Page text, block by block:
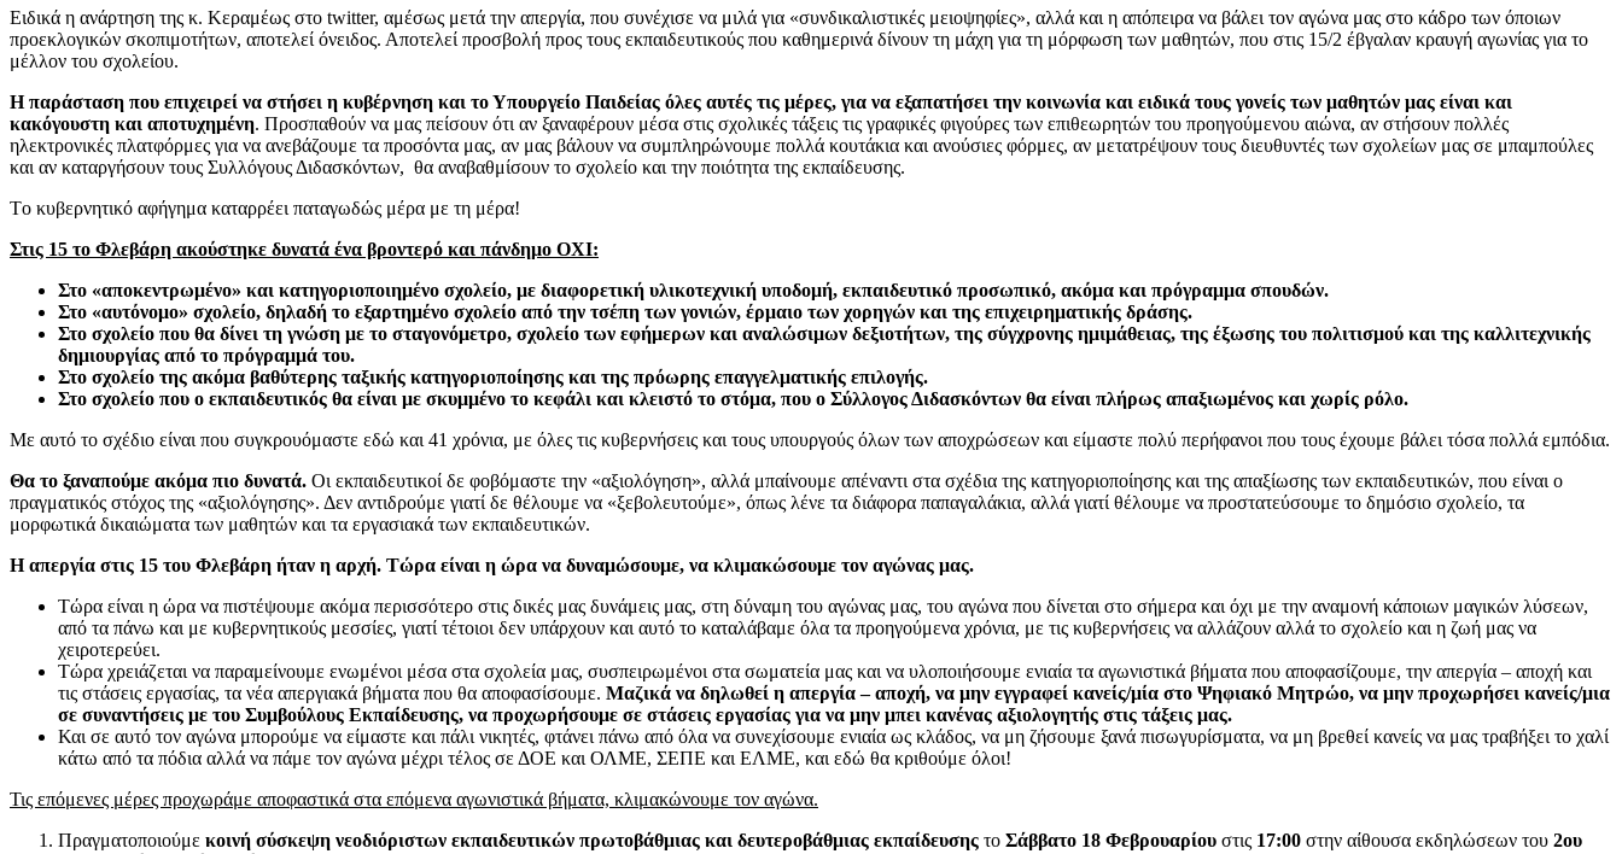
Ειδικά η ανάρτηση της κ. Κεραμέως στο twitter, αμέσως μετά την απεργία, που συνέχισε να μιλά για «συνδικαλιστικές μειοψηφίες», αλλά και η απόπειρα να βάλει τον αγώνα μας στο κάδρο των όποιων
προεκλογικών σκοπιμοτήτων, αποτελεί όνειδος. Αποτελεί προσβολή προς τους εκπαιδευτικούς που καθημερινά δίνουν τη μάχη για τη μόρφωση των μαθητών, που στις 15/2 έβγαλαν κραυγή αγωνίας για το
μέλλον του σχολείου.
Η παράσταση που επιχειρεί να στήσει η κυβέρνηση και το Υπουργείο Παιδείας όλες αυτές τις μέρες, για να εξαπατήσει την κοινωνία και ειδικά τους γονείς των μαθητών μας είναι και
κακόγουστη και αποτυχημένη. Προσπαθούν να μας πείσουν ότι αν ξαναφέρουν μέσα στις σχολικές τάξεις τις γραφικές φιγούρες των επιθεωρητών του προηγούμενου αιώνα, αν στήσουν πολλές
ηλεκτρονικές πλατφόρμες για να ανεβάζουμε τα προσόντα μας, αν μας βάλουν να συμπληρώνουμε πολλά κουτάκια και ανούσιες φόρμες, αν μετατρέψουν τους διευθυντές των σχολείων μας σε μπαμπούλες
και αν καταργήσουν τους Συλλόγους Διδασκόντων, θα αναβαθμίσουν το σχολείο και την ποιότητα της εκπαίδευσης.
Tο κυβερνητικό αφήγημα καταρρέει παταγωδώς μέρα με τη μέρα!
Στις 15 το Φλεβάρη ακούστηκε δυνατά ένα βροντερό και πάνδημο ΟΧΙ:
Στο «αποκεντρωμένο» και κατηγοριοποιημένο σχολείο, με διαφορετική υλικοτεχνική υποδομή, εκπαιδευτικό προσωπικό, ακόμα και πρόγραμμα σπουδών.
Στο «αυτόνομο» σχολείο, δηλαδή το εξαρτημένο σχολείο από την τσέπη των γονιών, έρμαιο των χορηγών και της επιχειρηματικής δράσης.
Στο σχολείο που θα δίνει τη γνώση με το σταγονόμετρο, σχολείο των εφήμερων και αναλώσιμων δεξιοτήτων, της σύγχρονης ημιμάθειας, της έξωσης του πολιτισμού και της καλλιτεχνικής
δημιουργίας από το πρόγραμμά του.
Στο σχολείο της ακόμα βαθύτερης ταξικής κατηγοριοποίησης και της πρόωρης επαγγελματικής επιλογής.
Στο σχολείο που ο εκπαιδευτικός θα είναι με σκυμμένο το κεφάλι και κλειστό το στόμα, που ο Σύλλογος Διδασκόντων θα είναι πλήρως απαξιωμένος και χωρίς ρόλο.
Με αυτό το σχέδιο είναι που συγκρουόμαστε εδώ και 41 χρόνια, με όλες τις κυβερνήσεις και τους υπουργούς όλων των αποχρώσεων και είμαστε πολύ περήφανοι που τους έχουμε βάλει τόσα πολλά εμπόδια.
Θα το ξαναπούμε ακόμα πιο δυνατά. Οι εκπαιδευτικοί δε φοβόμαστε την «αξιολόγηση», αλλά μπαίνουμε απέναντι στα σχέδια της κατηγοριοποίησης και της απαξίωσης των εκπαιδευτικών, που είναι ο
πραγματικός στόχος της «αξιολόγησης». Δεν αντιδρούμε γιατί δε θέλουμε να «ξεβολευτούμε», όπως λένε τα διάφορα παπαγαλάκια, αλλά γιατί θέλουμε να προστατεύσουμε το δημόσιο σχολείο, τα
μορφωτικά δικαιώματα των μαθητών και τα εργασιακά των εκπαιδευτικών.
Η απεργία στις 15 του Φλεβάρη ήταν η αρχή. Τώρα είναι η ώρα να δυναμώσουμε, να κλιμακώσουμε τον αγώνας μας.
Τώρα είναι η ώρα να πιστέψουμε ακόμα περισσότερο στις δικές μας δυνάμεις μας, στη δύναμη του αγώνας μας, του αγώνα που δίνεται στο σήμερα και όχι με την αναμονή κάποιων μαγικών λύσεων,
από τα πάνω και με κυβερνητικούς μεσσίες, γιατί τέτοιοι δεν υπάρχουν και αυτό το καταλάβαμε όλα τα προηγούμενα χρόνια, με τις κυβερνήσεις να αλλάζουν αλλά το σχολείο και η ζωή μας να
χειροτερεύει.
Τώρα χρειάζεται να παραμείνουμε ενωμένοι μέσα στα σχολεία μας, συσπειρωμένοι στα σωματεία μας και να υλοποιήσουμε ενιαία τα αγωνιστικά βήματα που αποφασίζουμε, την απεργία – αποχή και
τις στάσεις εργασίας, τα νέα απεργιακά βήματα που θα αποφασίσουμε. Μαζικά να δηλωθεί η απεργία – αποχή, να μην εγγραφεί κανείς/μία στο Ψηφιακό Μητρώο, να μην προχωρήσει κανείς/μια
σε συναντήσεις με του Συμβούλους Εκπαίδευσης, να προχωρήσουμε σε στάσεις εργασίας για να μην μπει κανένας αξιολογητής στις τάξεις μας.
Και σε αυτό τον αγώνα μπορούμε να είμαστε και πάλι νικητές, φτάνει πάνω από όλα να συνεχίσουμε ενιαία ως κλάδος, να μη ζήσουμε ξανά πισωγυρίσματα, να μη βρεθεί κανείς να μας τραβήξει το χαλί
κάτω από τα πόδια αλλά να πάμε τον αγώνα μέχρι τέλος σε ΔΟΕ και ΟΛΜΕ, ΣΕΠΕ και ΕΛΜΕ, και εδώ θα κριθούμε όλοι!
Τις επόμενες μέρες προχωράμε αποφαστικά στα επόμενα αγωνιστικά βήματα, κλιμακώνουμε τον αγώνα.
Πραγματοποιούμε κοινή σύσκεψη νεοδιόριστων εκπαιδευτικών πρωτοβάθμιας και δευτεροβάθμιας εκπαίδευσης το Σάββατο 18 Φεβρουαρίου στις 17:00 στην αίθουσα εκδηλώσεων του 2ου